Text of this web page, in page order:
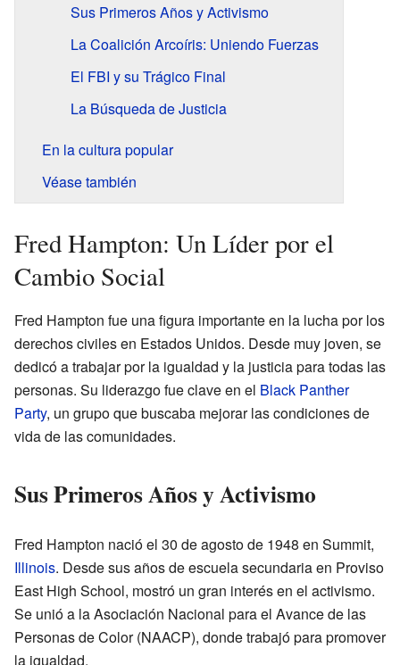
Sus Primeros Años y Activismo
La Coalición Arcoíris: Uniendo Fuerzas
El FBI y su Trágico Final
La Búsqueda de Justicia
En la cultura popular
Véase también
Fred Hampton: Un Líder por el
Cambio Social
Fred Hampton fue una figura importante en la lucha por los
derechos civiles en Estados Unidos. Desde muy joven, se
dedicó a trabajar por la igualdad y la justicia para todas las
personas. Su liderazgo fue clave en el Black Panther
Party, un grupo que buscaba mejorar las condiciones de
vida de las comunidades.
Sus Primeros Años y Activismo
Fred Hampton nació el 30 de agosto de 1948 en Summit,
Illinois. Desde sus años de escuela secundaria en Proviso
East High School, mostró un gran interés en el activismo.
Se unió a la Asociación Nacional para el Avance de las
Personas de Color (NAACP), donde trabajó para promover
la igualdad.